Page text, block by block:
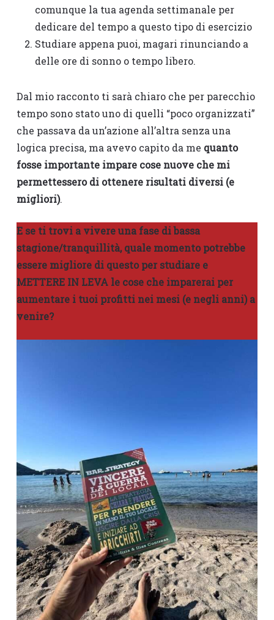
comunque la tua agenda settimanale per
dedicare del tempo a questo tipo di esercizio
Studiare appena puoi, magari rinunciando a
delle ore di sonno o tempo libero.
Dal mio racconto ti sarà chiaro che per parecchio
tempo sono stato uno di quelli “poco organizzati”
che passava da un’azione all’altra senza una
logica precisa, ma avevo capito da me quanto
fosse importante impare cose nuove che mi
permettessero di ottenere risultati diversi (e
migliori).
E se ti trovi a vivere una fase di bassa
stagione/tranquillità, quale momento potrebbe
essere migliore di questo per studiare e
METTERE IN LEVA le cose che imparerai per
aumentare i tuoi profitti nei mesi (e negli anni) a
venire?